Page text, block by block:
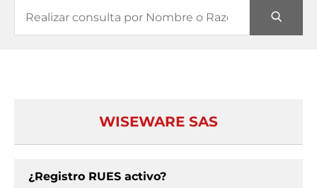
WISEWARE SAS
¿Registro RUES activo?